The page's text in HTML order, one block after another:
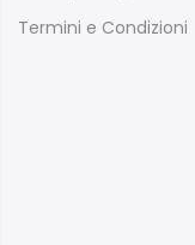
Termini e Condizioni